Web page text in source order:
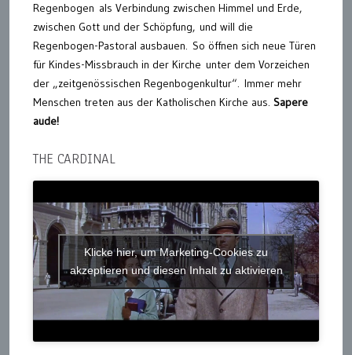
Regenbogen als Verbindung zwischen Himmel und Erde,
zwischen Gott und der Schöpfung, und will die
Regenbogen-Pastoral ausbauen. So öffnen sich neue Türen
für Kindes-Missbrauch in der Kirche unter dem Vorzeichen
der „zeitgenössischen Regenbogenkultur“. Immer mehr
Menschen treten aus der Katholischen Kirche aus. Sapere
aude!
THE CARDINAL
Klicke hier, um Marketing-Cookies zu
akzeptieren und diesen Inhalt zu aktivieren